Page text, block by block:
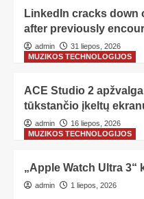
LinkedIn cracks down
after previously
admin
31 liepos, 2026
MUZIKOS TECHNOLOGIJOS
ACE Studio 2
tūkstančio įkeltų
admin
16 liepos, 2026
MUZIKOS TECHNOLOGIJOS
„Apple Watch Ultra 3“
admin 1 liepos, 2026